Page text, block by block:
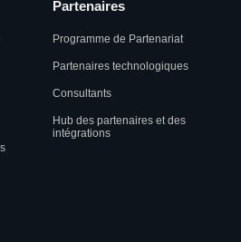
Partenaires
Programme de Partenariat
Partenaires technologiques
Consultants
Hub des partenaires et des
intégrations